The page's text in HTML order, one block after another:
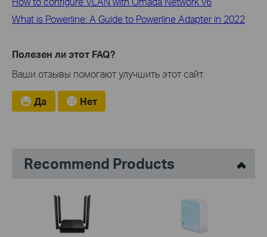
What is Powerline: A Guide to Powerline Adapter in 2022
Полезен ли этот FAQ?
Ваши отзывы помогают улучшить этот сайт.
Да Нет
Recommend Products